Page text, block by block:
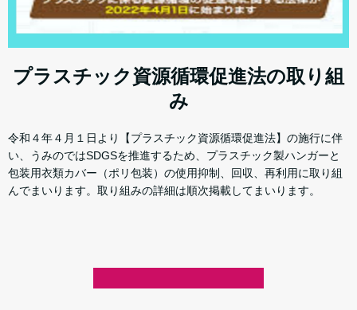
プラスチック資源循環促進法の取り組
み
令和４年４月１日より【プラスチック資源循環促進法】の施行に伴
い、うみのではSDGSを推進するため、プラスチック製ハンガーと
包装用衣類カバー（ポリ包装）の使用抑制、回収、再利用に取り組
んでまいります。取り組みの詳細は順次掲載してまいります。